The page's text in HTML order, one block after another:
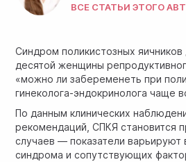
ВСЕ СТАТЬИ ЭТОГО
Синдром поликистозных
десятой женщины
«можно ли забеременеть при
гинеколога-эндокринолога чаще
По данным клинических
рекомендаций, СПКЯ становится
случаев — показатели варьируют
синдрома и сопутствующих